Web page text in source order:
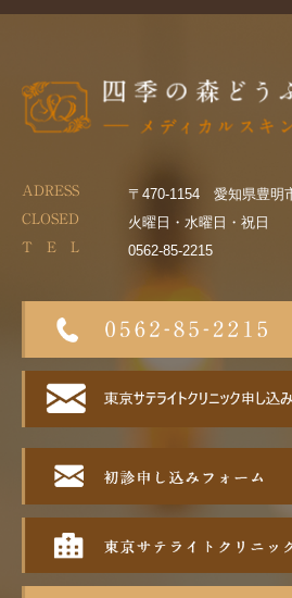
ADRESS 〒470-1154 愛知県豊明
CLOSED 火曜日・水曜日・祝日
T E L 0562-85-2215